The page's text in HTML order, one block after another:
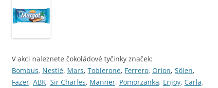
V akci naleznete čokoládové tyčinky značek:
Bombus, Nestlé, Mars, Toblerone, Ferrero, Orion, Sölen,
Fazer, ABK, Sir Charles, Manner, Pomorzanka, Enjoy, Carla,